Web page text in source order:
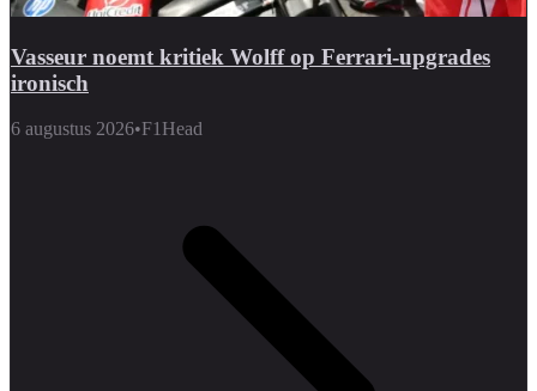
Vasseur noemt kritiek Wolff op Ferrari-upgrades
ironisch
6 augustus 2026•F1Head